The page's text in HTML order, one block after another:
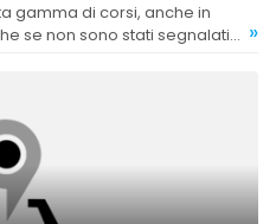
se non sono stati segnalati
»